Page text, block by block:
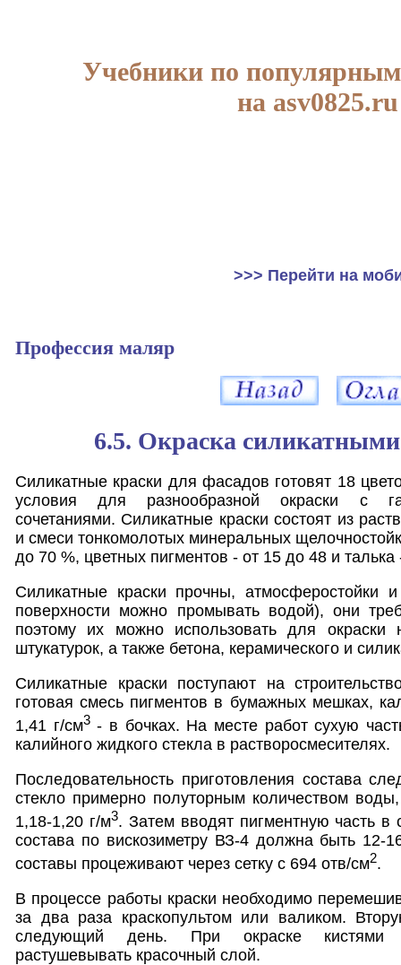
Учебники по
на asv0825.ru
>>> Перейти на
Профессия маляр
6.5. Окраска
Силикатные краски для фасадов готовят 18
условия для разнообразной окраски с
сочетаниями. Силикатные краски состоят из
и смеси тонкомолотых минеральных
до 70 %, цветных пигментов - от 15 до 48 и талька
Силикатные краски прочны, атмосферостойки
поверхности можно промывать водой), они
поэтому их можно использовать для
штукатурок, а также бетона, керамического и
Силикатные краски поступают на
готовая смесь пигментов в бумажных мешках,
1,41 г/см3- в бочках. На месте работ сухую
калийного жидкого стекла в растворосмесителях.
Последовательность приготовления состава
стекло примерно полуторным количеством
1,18-1,20 г/м3. Затем вводят пигментную часть в
состава по вискозиметру ВЗ-4 должна быть 12-
составы процеживают через сетку с 694 отв/см2.
В процессе работы краски необходимо
за два раза краскопультом или валиком.
следующий день. При окраске кистями
растушевывать красочный слой.